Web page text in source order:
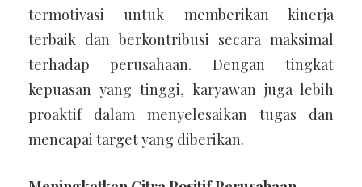
termotivasi untuk memberikan kinerja
terbaik dan berkontribusi secara maksimal
terhadap perusahaan. Dengan tingkat
kepuasan yang tinggi, karyawan juga lebih
proaktif dalam menyelesaikan tugas dan
mencapai target yang diberikan.